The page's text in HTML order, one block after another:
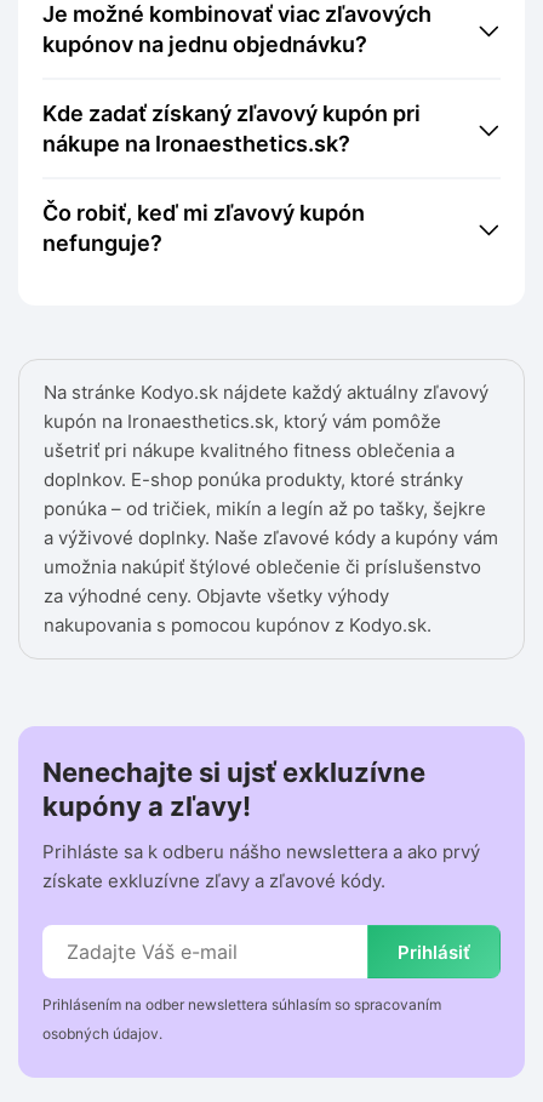
Na stránke Kodyo.sk nájdete každý aktuálny zľavový
kupón na Ironaesthetics.sk, ktorý vám pomôže
ušetriť pri nákupe kvalitného fitness oblečenia a
doplnkov. E-shop ponúka produkty, ktoré stránky
ponúka – od tričiek, mikín a legín až po tašky, šejkre
a výživové doplnky. Naše zľavové kódy a kupóny vám
umožnia nakúpiť štýlové oblečenie či príslušenstvo
za výhodné ceny. Objavte všetky výhody
nakupovania s pomocou kupónov z Kodyo.sk.
Je možné kombinovať viac zľavových
kupónov na jednu objednávku?
Kde zadať získaný zľavový kupón pri
nákupe na Ironaesthetics.sk?
Čo robiť, keď mi zľavový kupón
nefunguje?
Nenechajte si ujsť exkluzívne
kupóny a zľavy!
Prihláste sa k odberu nášho newslettera a ako prvý
získate exkluzívne zľavy a zľavové kódy.
Prihlásiť
Prihlásením na odber newslettera súhlasím so spracovaním
osobných údajov.